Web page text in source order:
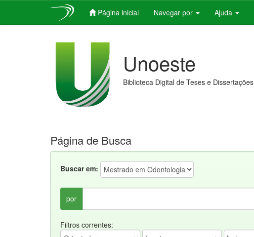
Página inicial Navegar por Ajuda
Unoeste
Biblioteca Digital de Teses e Dissertações
Página de Busca
Buscar em:
por
Filtros correntes: